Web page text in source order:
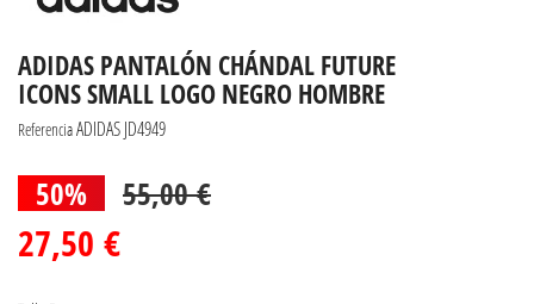
ADIDAS PANTALÓN CHÁNDAL FUTURE
ICONS SMALL LOGO NEGRO HOMBRE
ReferenciaADIDAS JD4949
50% 55,00 €
27,50 €